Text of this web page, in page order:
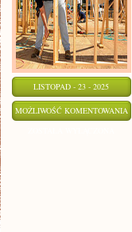
LISTOPAD - 23 - 2025
MOŻLIWOŚĆ KOMENTOWANIA